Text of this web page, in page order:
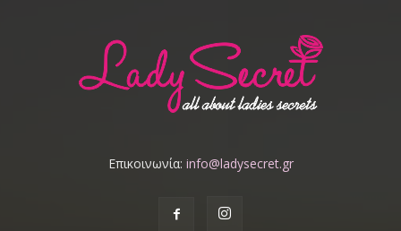
Επικοινωνία: info@ladysecret.gr